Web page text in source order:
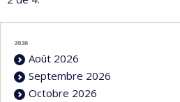
2026
Août 2026
Septembre 2026
Octobre 2026